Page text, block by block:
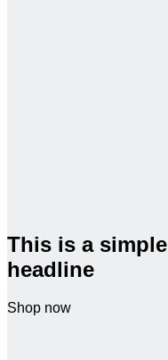
This is a simple
headline
Shop now